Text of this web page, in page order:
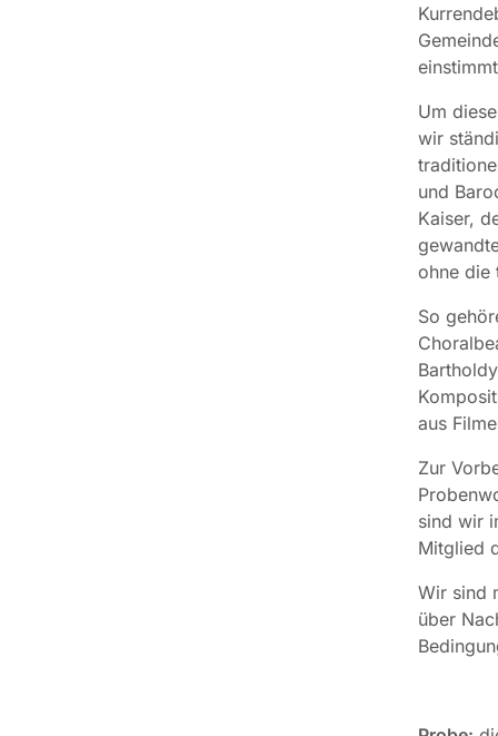
Um
wir
und
Kaiser,
ohne die
So
aus
Zur
sind wir
Mitglied
Wir sind
über